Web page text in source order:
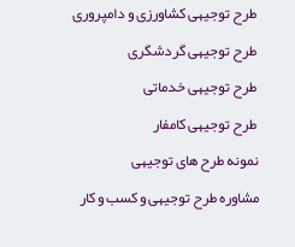
طرح توجیهی کشاورزی و دامپروری
طرح توجیهی گردشگری
طرح توجیهی خدماتی
طرح توجیهی کامفار
نمونه طرح های توجیهی
مشاوره طرح توجیهی و کسب و کار